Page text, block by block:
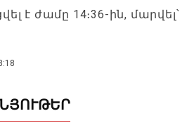
է ժամը 14։36-ին, մարվել՝